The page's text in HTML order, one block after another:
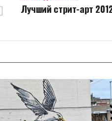
Лучший стрит-арт